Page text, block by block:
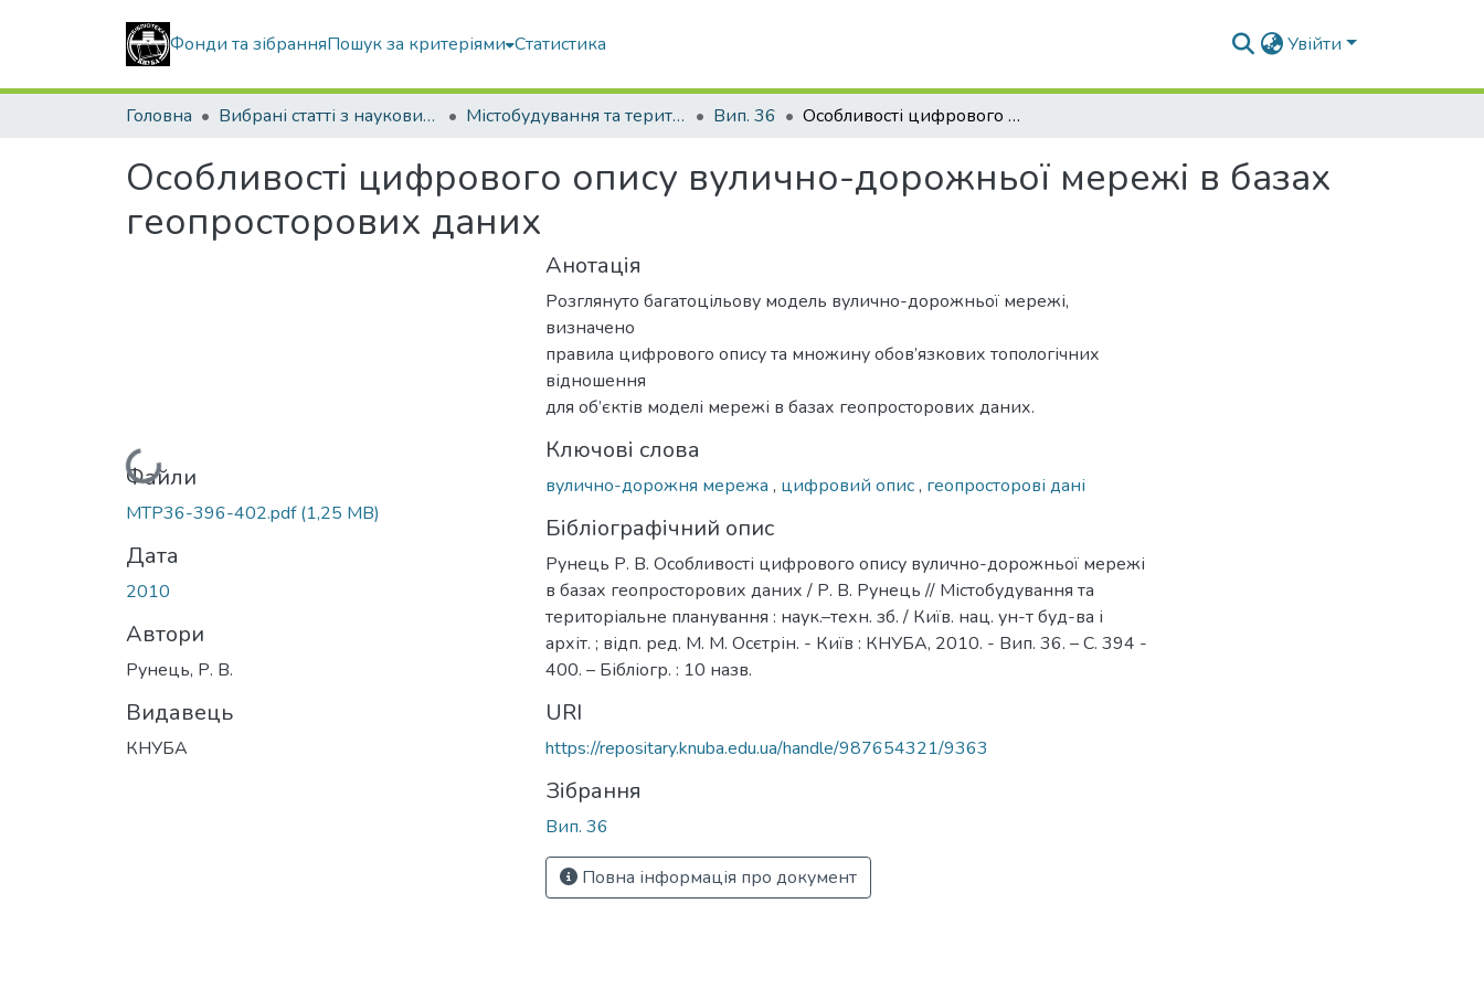
Фонди та зібранняПошук за критеріями Статистика Увійти
Головна Вибрані статті з наукових збірників КНУБА Містобудування та територіальне планування Вип. 36 Особливості цифрового опису вулично-дорожньої мережі в базах геопросторових даних
Особливості цифрового опису вулично-дорожньої мережі в базах
геопросторових даних
Вантажиться...
Файли
MTP36-396-402.pdf(1,25 MB)
Дата
2010
Автори
Рунець, Р. В.
Видавець
КНУБА
Анотація
Розглянуто багатоцільову модель вулично-дорожньої мережі,
визначено
правила цифрового опису та множину обов’язкових топологічних
відношення
для об’єктів моделі мережі в базах геопросторових даних.
Ключові слова
вулично-дорожня мережа , цифровий опис, геопросторові дані
Бібліографічний опис
Рунець Р. В. Особливості цифрового опису вулично-дорожньої мережі
в базах геопросторових даних / Р. В. Рунець // Містобудування та
територіальне планування : наук.–техн. зб. / Київ. нац. ун-т буд-ва і
архіт. ; відп. ред. М. М. Осєтрін. - Київ : КНУБА, 2010. - Вип. 36. – С. 394 -
400. – Бібліогр. : 10 назв.
URI
https://repositary.knuba.edu.ua/handle/987654321/9363
Зібрання
Вип. 36
Повна інформація про документ